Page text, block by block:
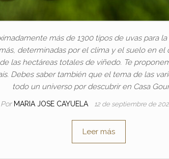
más de 1300 tipos de uvas para
determinadas por el clima y el suelo en el
las hectáreas totales de viñedo. Te
Debes saber también que el tema de las
todo un universo por descubrir en Casa
Por MARIA JOSE CAYUELA 12 de septiembre de
Leer más